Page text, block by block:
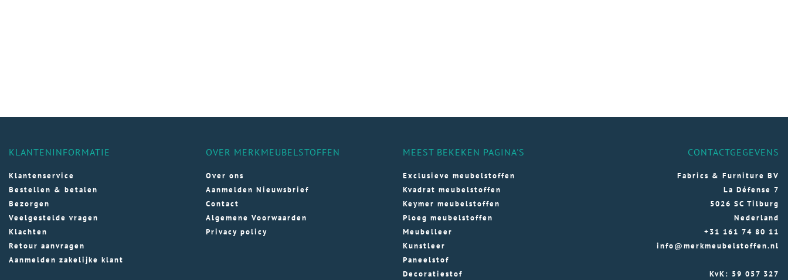
KLANTENINFORMATIE
Klantenservice
Bestellen & betalen
Bezorgen
Veelgestelde vragen
Klachten
Retour aanvragen
Aanmelden zakelijke klant
OVER MERKMEUBELSTOFFEN
Over ons
Aanmelden Nieuwsbrief
Contact
Algemene Voorwaarden
Privacy policy
MEEST BEKEKEN PAGINA'S
Exclusieve meubelstoffen
Kvadrat meubelstoffen
Keymer meubelstoffen
Ploeg meubelstoffen
Meubelleer
Kunstleer
Paneelstof
Decoratiestof
CONTACTGEGEVENS
Fabrics & Furniture BV
La Défense 7
5026 SC Tilburg
Nederland
+31 161 74 80 11
info@merkmeubelstoffen.nl
KvK: 59 057 327